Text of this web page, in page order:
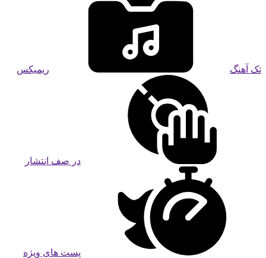
تک آهنگ ریمیکس
در صف انتشار
پست های ویژه